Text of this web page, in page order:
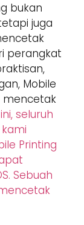
bukan
juga
perangkat
Mobile
mencetak
seluruh
Printing
Sebuah